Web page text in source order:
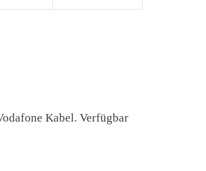
Kabel. Verfügbar